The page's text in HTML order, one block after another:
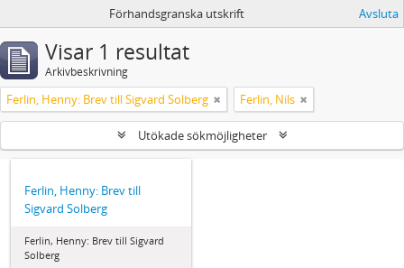
Förhandsgranska utskrift Avsluta
Visar 1 resultat
Arkivbeskrivning
Ferlin, Henny: Brev till Sigvard Solberg Ferlin, Nils
Utökade sökmöjligheter
Ferlin, Henny: Brev till
Sigvard Solberg
Ferlin, Henny: Brev till Sigvard
Solberg